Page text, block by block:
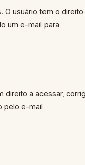
O usuário tem o direito
um e-mail para
direito a acessar,
pelo e-mail